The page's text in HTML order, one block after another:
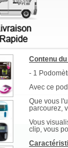
Contenu
- 1
Avec ce
Que vous
parcourez,
Vous
clip, vous